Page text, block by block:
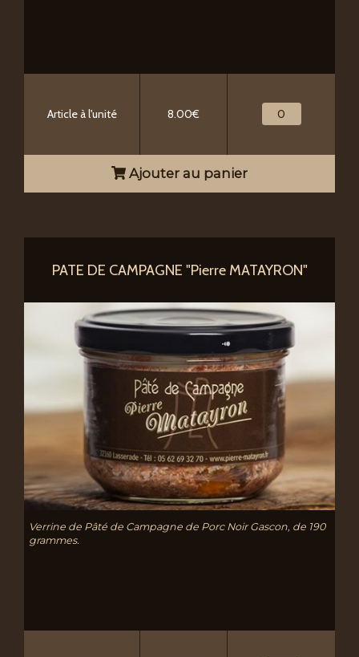
Article à l'unité 8.00€
Ajouter au panier
PATE DE CAMPAGNE "Pierre MATAYRON"
Verrine de Pâté de Campagne de Porc Noir Gascon, de 190
grammes.